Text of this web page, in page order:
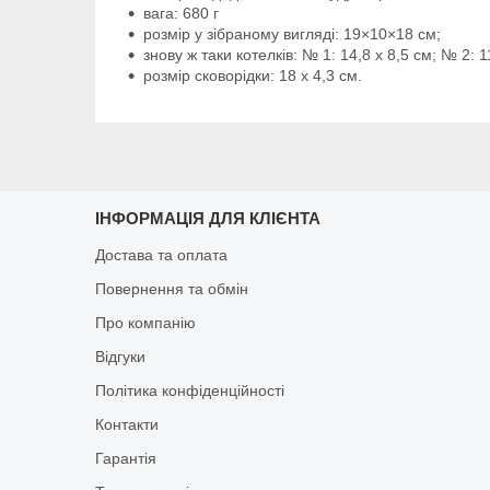
вага: 680 г
розмір у зібраному вигляді: 19×10×18 см;
знову ж таки котелків: № 1: 14,8 х 8,5 см; № 2:
розмір сковорідки: 18 х 4,3 см.
ІНФОРМАЦІЯ ДЛЯ КЛІЄНТА
Достава та оплата
Повернення та обмін
Про компанію
Відгуки
Політика конфіденційності
Контакти
Гарантія